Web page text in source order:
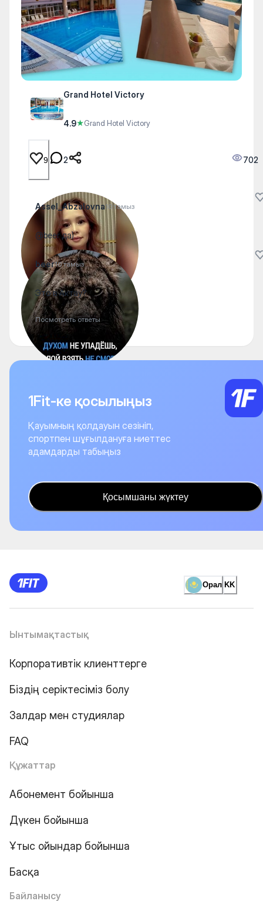
Grand Hotel Victory
4.9★Grand Hotel Victory
9 2 702
Assel_Abzalovna10 тамыз
@beer да)
beer10 тамыз
Это в Актау?
Посмотреть ответы
1Fit-ке қосылыңыз
Қауымның қолдауын сезініп,
спортпен шұғылдануға ниеттес
адамдарды табыңыз
Қосымшаны жүктеу
Орал KK
Ынтымақтастық
Корпоративтік клиенттерге
Біздің серіктесіміз болу
Залдар мен студиялар
FAQ
Құжаттар
Абонемент бойынша
Дүкен бойынша
Ұтыс ойындар бойынша
Басқа
Байланысу